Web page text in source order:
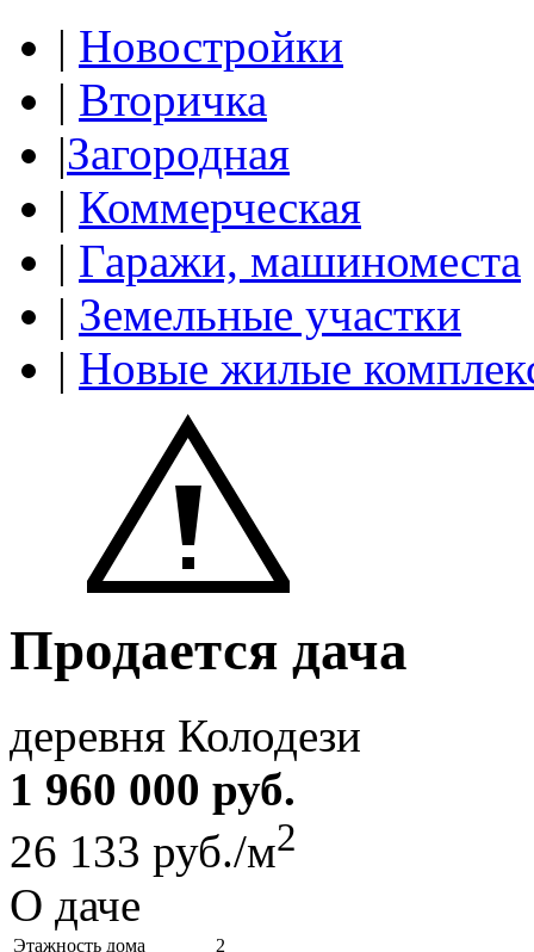
| Новостройки
| Вторичка
|Загородная
| Коммерческая
| Гаражи, машиноместа
| Земельные участки
| Новые жилые
Продается дача
деревня Колодези
1 960 000 руб.
26 133 руб./м2
О даче
Этажность дома
2